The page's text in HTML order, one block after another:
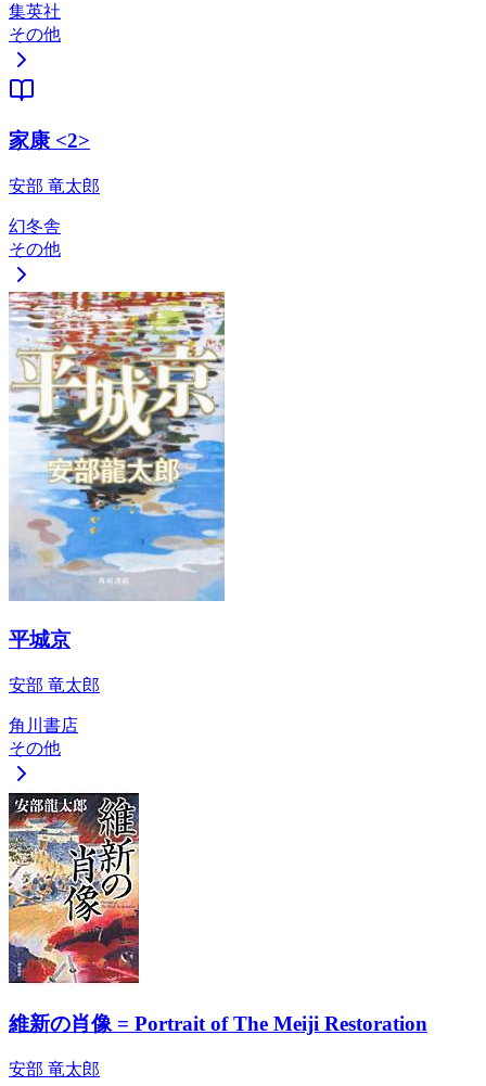
集英社
その他
家康 <2>
安部 竜太郎
幻冬舎
その他
平城京
安部 竜太郎
角川書店
その他
維新の肖像 = Portrait of The Meiji Restoration
安部 竜太郎